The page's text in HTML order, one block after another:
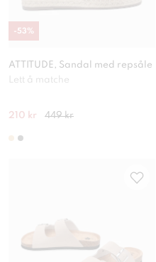
ATTITUDE, Sandal med repsåle
Lett å matche
210 kr 449 kr
-53%